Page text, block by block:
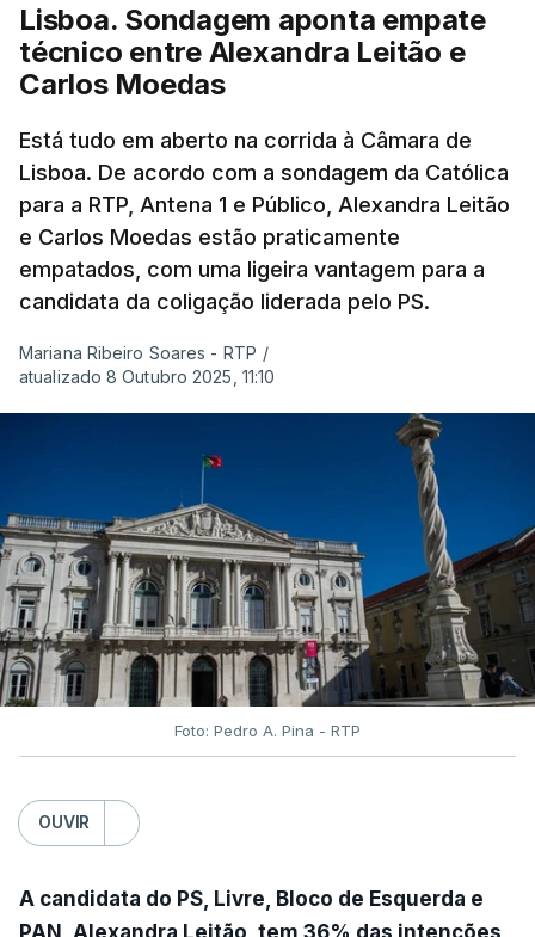
Lisboa. Sondagem aponta empate
técnico entre Alexandra Leitão e
Carlos Moedas
Está tudo em aberto na corrida à Câmara de
Lisboa. De acordo com a sondagem da Católica
para a RTP, Antena 1 e Público, Alexandra Leitão
e Carlos Moedas estão praticamente
empatados, com uma ligeira vantagem para a
candidata da coligação liderada pelo PS.
Mariana Ribeiro Soares - RTP /
atualizado 8 Outubro 2025, 11:10
Foto: Pedro A. Pina - RTP
OUVIR
A candidata do PS, Livre, Bloco de Esquerda e
PAN, Alexandra Leitão, tem 36% das intenções